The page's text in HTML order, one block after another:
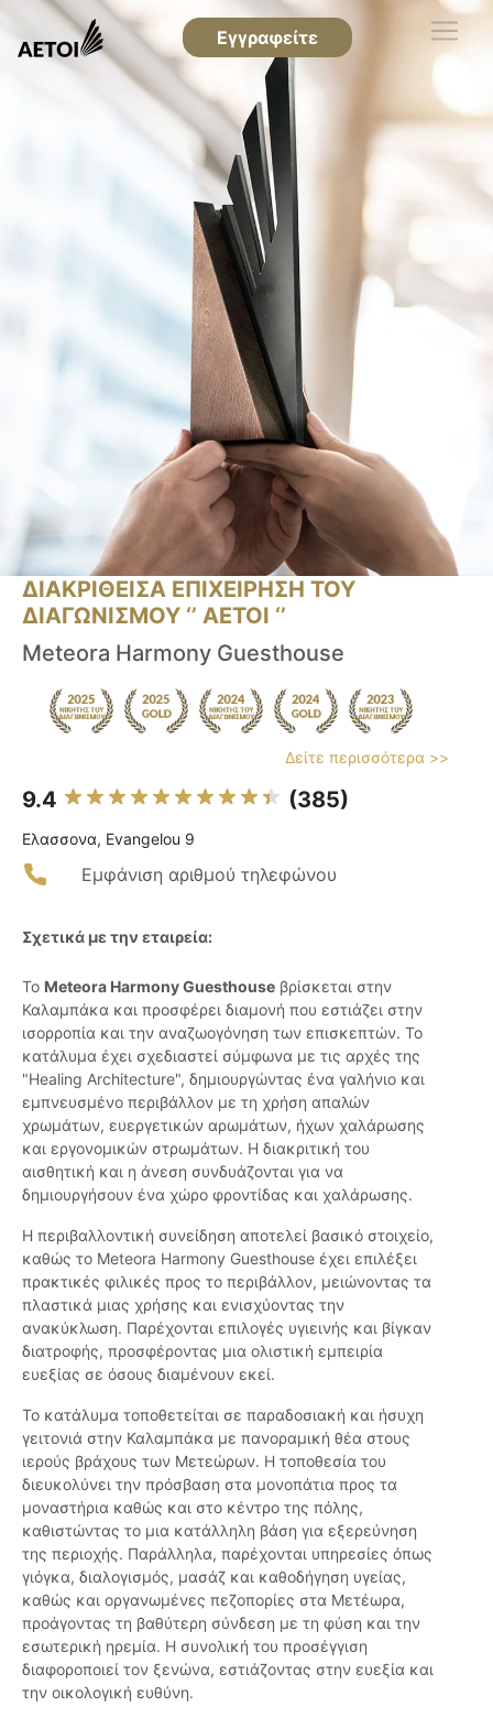
Εγγραφείτε
ΔΙΑΚΡΙΘΕΙΣΑ ΕΠΙΧΕΙΡΗΣΗ ΤΟΥ
ΔΙΑΓΩΝΙΣΜΟΥ ‘’ ΑΕΤΟΙ ‘’
Meteora Harmony Guesthouse
Δείτε περισσότερα >>
9.4 (385)
Ελασσονα, Evangelou 9
Εμφάνιση αριθμού τηλεφώνου
Σχετικά με την εταιρεία:
Το Meteora Harmony Guesthouse βρίσκεται στην
Καλαμπάκα και προσφέρει διαμονή που εστιάζει στην
ισορροπία και την αναζωογόνηση των επισκεπτών. Το
κατάλυμα έχει σχεδιαστεί σύμφωνα με τις αρχές της
"Healing Architecture", δημιουργώντας ένα γαλήνιο και
εμπνευσμένο περιβάλλον με τη χρήση απαλών
χρωμάτων, ευεργετικών αρωμάτων, ήχων χαλάρωσης
και εργονομικών στρωμάτων. Η διακριτική του
αισθητική και η άνεση συνδυάζονται για να
δημιουργήσουν ένα χώρο φροντίδας και χαλάρωσης.
Η περιβαλλοντική συνείδηση αποτελεί βασικό στοιχείο,
καθώς το Meteora Harmony Guesthouse έχει επιλέξει
πρακτικές φιλικές προς το περιβάλλον, μειώνοντας τα
πλαστικά μιας χρήσης και ενισχύοντας την
ανακύκλωση. Παρέχονται επιλογές υγιεινής και βίγκαν
διατροφής, προσφέροντας μια ολιστική εμπειρία
ευεξίας σε όσους διαμένουν εκεί.
Το κατάλυμα τοποθετείται σε παραδοσιακή και ήσυχη
γειτονιά στην Καλαμπάκα με πανοραμική θέα στους
ιερούς βράχους των Μετεώρων. Η τοποθεσία του
διευκολύνει την πρόσβαση στα μονοπάτια προς τα
μοναστήρια καθώς και στο κέντρο της πόλης,
καθιστώντας το μια κατάλληλη βάση για εξερεύνηση
της περιοχής. Παράλληλα, παρέχονται υπηρεσίες όπως
γιόγκα, διαλογισμός, μασάζ και καθοδήγηση υγείας,
καθώς και οργανωμένες πεζοπορίες στα Μετέωρα,
προάγοντας τη βαθύτερη σύνδεση με τη φύση και την
εσωτερική ηρεμία. Η συνολική του προσέγγιση
διαφοροποιεί τον ξενώνα, εστιάζοντας στην ευεξία και
την οικολογική ευθύνη.